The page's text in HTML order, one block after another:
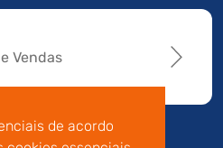
de acordo
Vendas